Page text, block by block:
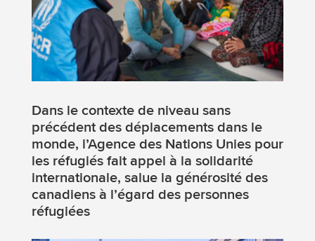
Dans le contexte de niveau sans
précédent des déplacements dans le
monde, l’Agence des Nations Unies pour
les réfugiés fait appel à la solidarité
internationale, salue la générosité des
canadiens à l’égard des personnes
réfugiées